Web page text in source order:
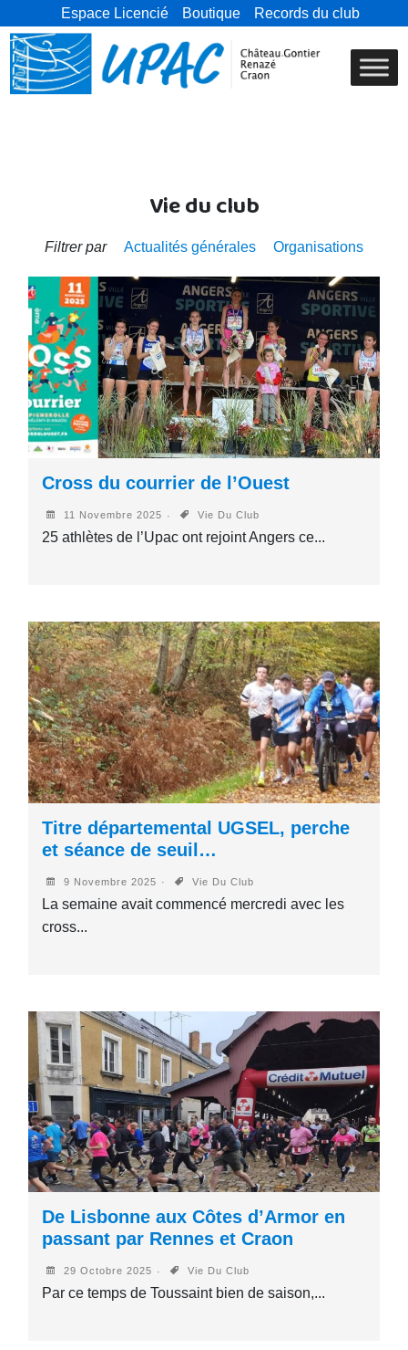
Espace Licencié Boutique Records du club
Vie du club
Filtrer par Actualités générales Organisations
Cross du courrier de l’Ouest
11 Novembre 2025 Vie Du Club
25 athlètes de l’Upac ont rejoint Angers ce...
Titre départemental UGSEL, perche
et séance de seuil…
9 Novembre 2025 Vie Du Club
La semaine avait commencé mercredi avec les
cross...
De Lisbonne aux Côtes d’Armor en
passant par Rennes et Craon
29 Octobre 2025 Vie Du Club
Par ce temps de Toussaint bien de saison,...